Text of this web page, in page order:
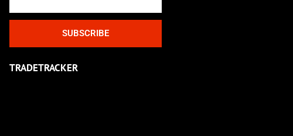
SUBSCRIBE
TRADETRACKER